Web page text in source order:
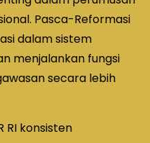
Pasca-Reformasi
dalam sistem
menjalankan fungsi
secara lebih
RI konsisten